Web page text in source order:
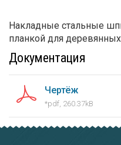
Накладные стальные
планкой для
Документация
Чертёж
*pdf, 260.37kB